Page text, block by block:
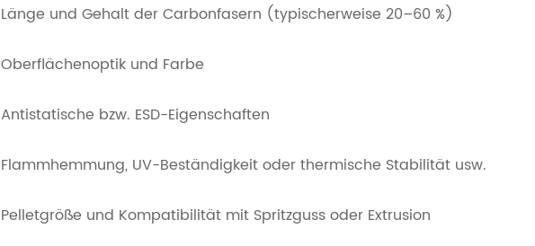
Länge und Gehalt der Carbonfasern (typischerweise 20–60 %)
Oberflächenoptik und Farbe
Antistatische bzw. ESD-Eigenschaften
Flammhemmung, UV-Beständigkeit oder thermische Stabilität usw.
Pelletgröße und Kompatibilität mit Spritzguss oder Extrusion